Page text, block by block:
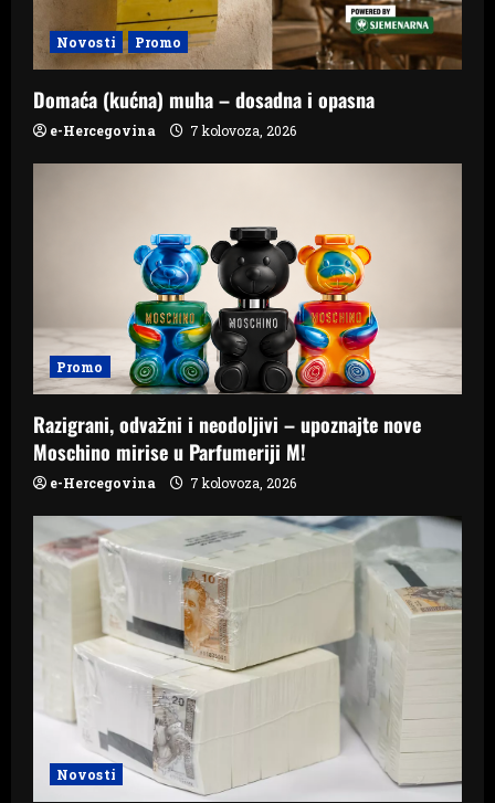
Novosti Promo
Domaća (kućna) muha – dosadna i opasna
e-Hercegovina 7 kolovoza, 2026
Promo
Razigrani, odvažni i neodoljivi – upoznajte nove
Moschino mirise u Parfumeriji M!
e-Hercegovina 7 kolovoza, 2026
Novosti